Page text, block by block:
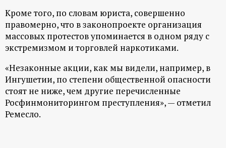
р
т
а
л
Кроме того, по словам юриста, совершенно
правомерно, что в законопроекте организация
массовых протестов упоминается в одном ряду с
экстремизмом и торговлей наркотиками.
«Незаконные акции, как мы видели, например, в
Ингушетии, по степени общественной опасности
стоят не ниже, чем другие перечисленные
Росфинмониторингом преступления», — отметил
Ремесло.